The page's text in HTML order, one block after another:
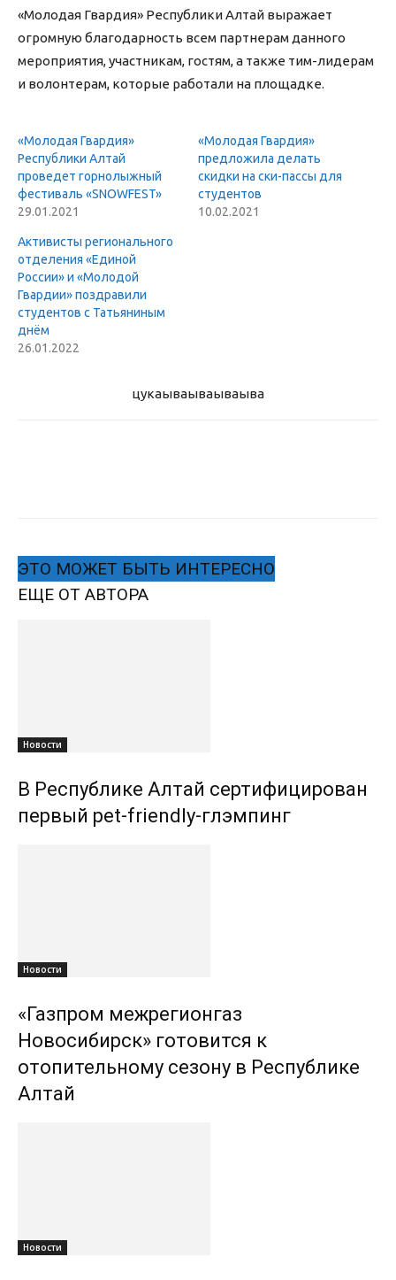
«Молодая Гвардия» Республики Алтай выражает
огромную благодарность всем партнерам данного
мероприятия, участникам, гостям, а также тим-лидерам
и волонтерам, которые работали на площадке.
«Молодая Гвардия»
Республики Алтай
проведет горнолыжный
фестиваль «SNOWFEST»
29.01.2021
«Молодая Гвардия»
предложила делать
скидки на ски-пассы для
студентов
10.02.2021
Активисты регионального
отделения «Единой
России» и «Молодой
Гвардии» поздравили
студентов с Татьяниным
днём
26.01.2022
цукаываываываыва
ЭТО МОЖЕТ БЫТЬ ИНТЕРЕСНО
ЕЩЕ ОТ АВТОРА
Новости
В Республике Алтай сертифицирован
первый pet-friendly-глэмпинг
Новости
«Газпром межрегионгаз
Новосибирск» готовится к
отопительному сезону в Республике
Алтай
Новости